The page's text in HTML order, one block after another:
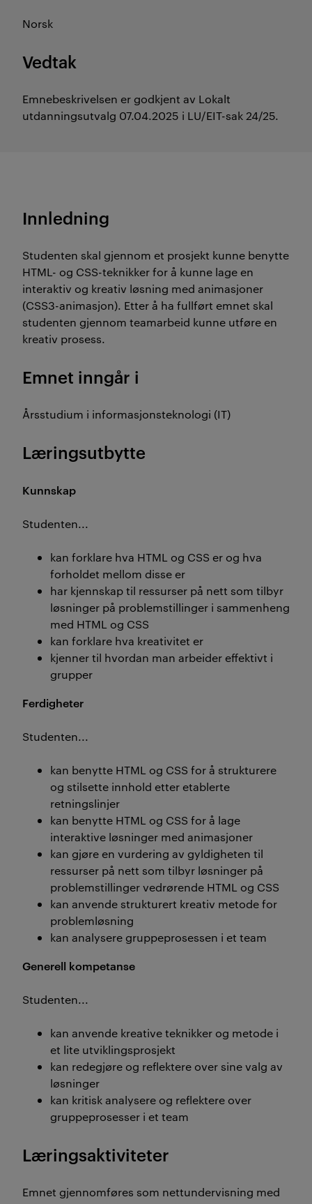
Norsk
Vedtak
Emnebeskrivelsen er godkjent av Lokalt
utdanningsutvalg 07.04.2025 i LU/EIT-sak 24/25.
Innledning
Studenten skal gjennom et prosjekt kunne benytte
HTML- og CSS-teknikker for å kunne lage en
interaktiv og kreativ løsning med animasjoner
(CSS3-animasjon). Etter å ha fullført emnet skal
studenten gjennom teamarbeid kunne utføre en
kreativ prosess.
Emnet inngår i
Årsstudium i informasjonsteknologi (IT)
Læringsutbytte
Kunnskap
Studenten...
kan forklare hva HTML og CSS er og hva
forholdet mellom disse er
har kjennskap til ressurser på nett som tilbyr
løsninger på problemstillinger i sammenheng
med HTML og CSS
kan forklare hva kreativitet er
kjenner til hvordan man arbeider effektivt i
grupper
Ferdigheter
Studenten...
kan benytte HTML og CSS for å strukturere
og stilsette innhold etter etablerte
retningslinjer
kan benytte HTML og CSS for å lage
interaktive løsninger med animasjoner
kan gjøre en vurdering av gyldigheten til
ressurser på nett som tilbyr løsninger på
problemstillinger vedrørende HTML og CSS
kan anvende strukturert kreativ metode for
problemløsning
kan analysere gruppeprosessen i et team
Generell kompetanse
Studenten...
kan anvende kreative teknikker og metode i
et lite utviklingsprosjekt
kan redegjøre og reflektere over sine valg av
løsninger
kan kritisk analysere og reflektere over
gruppeprosesser i et team
Læringsaktiviteter
Emnet gjennomføres som nettundervisning med